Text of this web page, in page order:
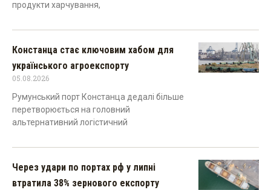
продукти харчування,
Констанца стає ключовим хабом для
українського агроекспорту
05.08.2026
Румунський порт Констанца дедалі більше
перетворюється на головний
альтернативний логістичний
Через удари по портах рф у липні
втратила 38% зернового експорту